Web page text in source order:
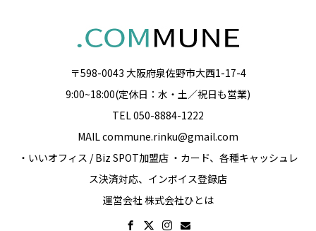
〒598-0043 大阪府泉佐野市大西1-17-4
9:00~18:00(定休日：水・土／祝日も営業)
TEL 050-8884-1222
MAIL commune.rinku@gmail.com
・いいオフィス / Biz SPOT加盟店 ・カード、各種キャッシュレ
ス決済対応、インボイス登録店
運営会社 株式会社ひとは